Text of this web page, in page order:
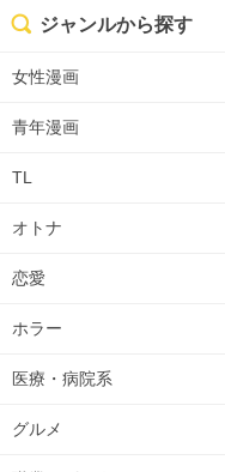
ジャンルから探す
女性漫画
青年漫画
TL
オトナ
恋愛
ホラー
医療・病院系
グルメ